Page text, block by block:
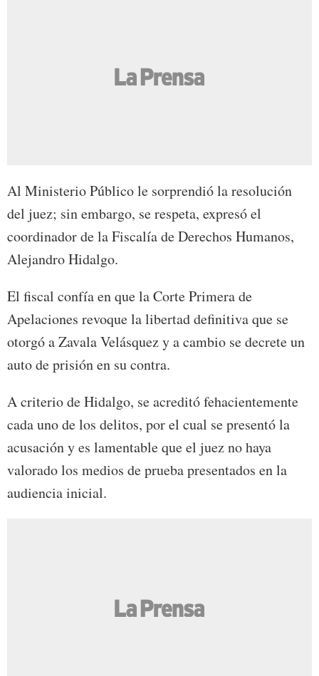
Al Ministerio Público le sorprendió la resolución
del juez; sin embargo, se respeta, expresó el
coordinador de la Fiscalía de Derechos Humanos,
Alejandro Hidalgo.
El fiscal confía en que la Corte Primera de
Apelaciones revoque la libertad definitiva que se
otorgó a Zavala Velásquez y a cambio se decrete un
auto de prisión en su contra.
A criterio de Hidalgo, se acreditó fehacientemente
cada uno de los delitos, por el cual se presentó la
acusación y es lamentable que el juez no haya
valorado los medios de prueba presentados en la
audiencia inicial.